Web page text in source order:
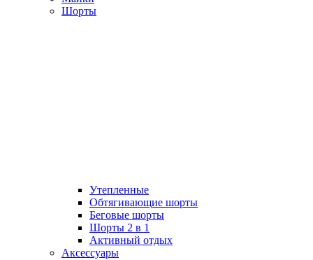
Шорты
Утепленные
Обтягивающие шорты
Беговые шорты
Шорты 2 в 1
Активный отдых
Аксессуары